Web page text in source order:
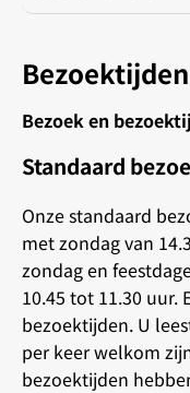
Bezoektijden
Bezoek en
Standaard
Onze standaard
met zondag van
zondag en
10.45 tot 11.30 uur.
bezoektijden. U
per keer welkom
bezoektijden